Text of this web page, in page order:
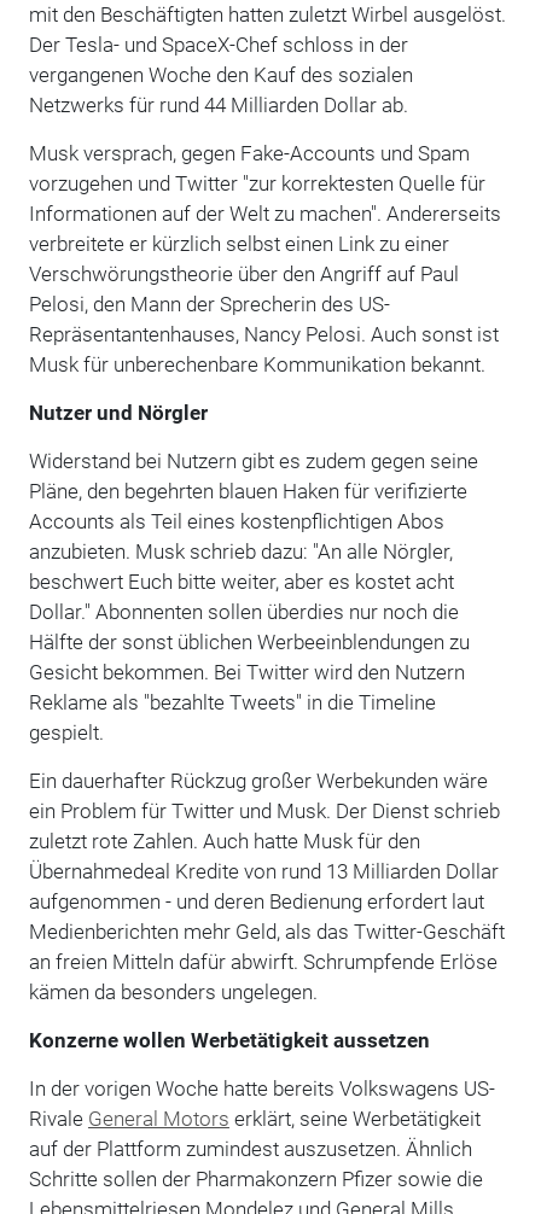
mit den Beschäftigten hatten zuletzt Wirbel ausgelöst.
Der Tesla- und SpaceX-Chef schloss in der
vergangenen Woche den Kauf des sozialen
Netzwerks für rund 44 Milliarden Dollar ab.
Musk versprach, gegen Fake-Accounts und Spam
vorzugehen und Twitter "zur korrektesten Quelle für
Informationen auf der Welt zu machen". Andererseits
verbreitete er kürzlich selbst einen Link zu einer
Verschwörungstheorie über den Angriff auf Paul
Pelosi, den Mann der Sprecherin des US-
Repräsentantenhauses, Nancy Pelosi. Auch sonst ist
Musk für unberechenbare Kommunikation bekannt.
Nutzer und Nörgler
Widerstand bei Nutzern gibt es zudem gegen seine
Pläne, den begehrten blauen Haken für verifizierte
Accounts als Teil eines kostenpflichtigen Abos
anzubieten. Musk schrieb dazu: "An alle Nörgler,
beschwert Euch bitte weiter, aber es kostet acht
Dollar." Abonnenten sollen überdies nur noch die
Hälfte der sonst üblichen Werbeeinblendungen zu
Gesicht bekommen. Bei Twitter wird den Nutzern
Reklame als "bezahlte Tweets" in die Timeline
gespielt.
Ein dauerhafter Rückzug großer Werbekunden wäre
ein Problem für Twitter und Musk. Der Dienst schrieb
zuletzt rote Zahlen. Auch hatte Musk für den
Übernahmedeal Kredite von rund 13 Milliarden Dollar
aufgenommen - und deren Bedienung erfordert laut
Medienberichten mehr Geld, als das Twitter-Geschäft
an freien Mitteln dafür abwirft. Schrumpfende Erlöse
kämen da besonders ungelegen.
Konzerne wollen Werbetätigkeit aussetzen
In der vorigen Woche hatte bereits Volkswagens US-
Rivale General Motors erklärt, seine Werbetätigkeit
auf der Plattform zumindest auszusetzen. Ähnlich
Schritte sollen der Pharmakonzern Pfizer sowie die
Lebensmittelriesen Mondelez und General Mills